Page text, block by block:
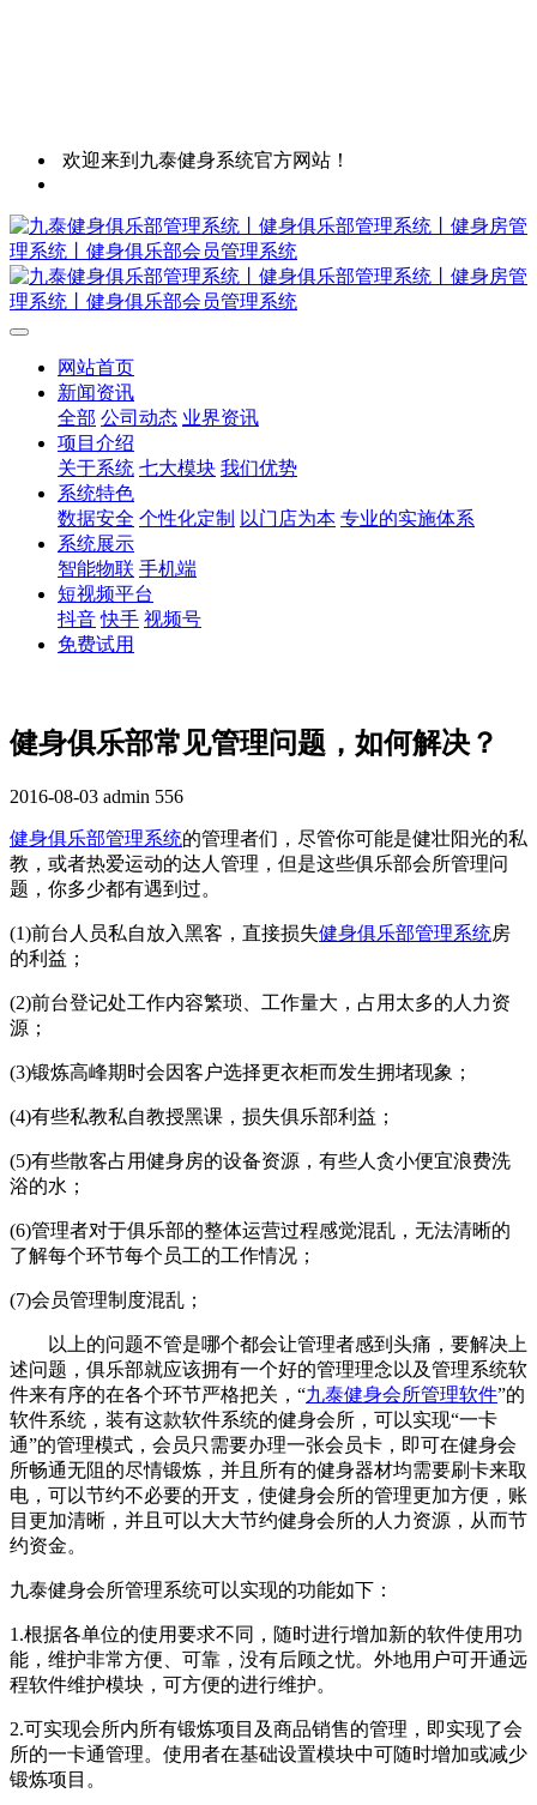
欢迎来到九泰健身系统官方网站！
网站首页
新闻资讯
全部 公司动态 业界资讯
项目介绍
关于系统 七大模块 我们优势
系统特色
数据安全 个性化定制 以门店为本 专业的实施体系
系统展示
智能物联 手机端
短视频平台
抖音 快手 视频号
免费试用
健身俱乐部常见管理问题，如何解决？
2016-08-03 admin 556
健身俱乐部管理系统的管理者们，尽管你可能是健壮阳光的私
教，或者热爱运动的达人管理，但是这些俱乐部会所管理问
题，你多少都有遇到过。
(1)前台人员私自放入黑客，直接损失健身俱乐部管理系统房
的利益；
(2)前台登记处工作内容繁琐、工作量大，占用太多的人力资
源；
(3)锻炼高峰期时会因客户选择更衣柜而发生拥堵现象；
(4)有些私教私自教授黑课，损失俱乐部利益；
(5)有些散客占用健身房的设备资源，有些人贪小便宜浪费洗
浴的水；
(6)管理者对于俱乐部的整体运营过程感觉混乱，无法清晰的
了解每个环节每个员工的工作情况；
(7)会员管理制度混乱；
以上的问题不管是哪个都会让管理者感到头痛，要解决上
述问题，俱乐部就应该拥有一个好的管理理念 以及管理系统软
件来有序的在各个环节严格把关，“九泰健身会所管理软件”的
软件系统，装有这款软件系统的健身会所，可以实现“一卡
通”的管理模式，会员只需要办理一张会员卡，即可在健身会
所畅通无阻的尽情锻炼，并且所有的健身器材均需要刷卡来取
电，可以节约不必要的开支，使健身会所的管理更加方便，账
目更加清晰，并且可以大大节约健身会所的人力资源，从而节
约资金。
九泰健身会所管理系统可以实现的功能如下：
1.根据各单位的使用要求不同，随时进行增加新的软件使用功
能，维护非常方便、可靠，没有后顾之忧。外地用户可开通远
程软件维护模块，可方便的进行维护。
2.可实现会所内所有锻炼项目及商品销售的管理，即实现了会
所的一卡通管理。使用者在基础设置模块中可随时增加或减少
锻炼项目。